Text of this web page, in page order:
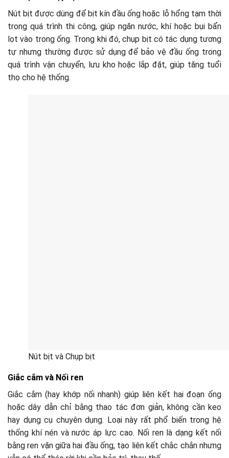
Nút bịt được dùng để bịt kín đầu ống hoặc lỗ hổng tạm thời
trong quá trình thi công, giúp ngăn nước, khí hoặc bụi bẩn
lọt vào trong ống. Trong khi đó, chụp bịt có tác dụng tương
tự nhưng thường được sử dụng để bảo vệ đầu ống trong
quá trình vận chuyển, lưu kho hoặc lắp đặt, giúp tăng tuổi
thọ cho hệ thống.
Nút bịt và Chụp bịt
Giắc cắm và Nối ren
Giắc cắm (hay khớp nối nhanh) giúp liên kết hai đoạn ống
hoặc dây dẫn chỉ bằng thao tác đơn giản, không cần keo
hay dụng cụ chuyên dụng. Loại này rất phổ biến trong hệ
thống khí nén và nước áp lực cao. Nối ren là dạng kết nối
bằng ren vặn giữa hai đầu ống, tạo liên kết chắc chắn nhưng